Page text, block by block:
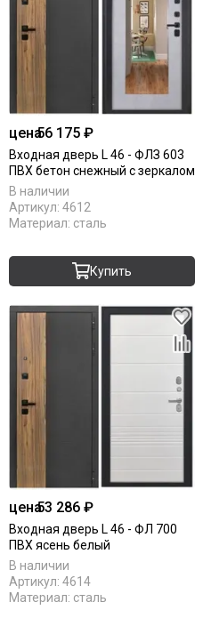
цена56 175 ₽
Входная дверь L 46 - ФЛЗ 603
ПВХ бетон снежный с зеркалом
В наличии
Артикул: 4612
Материал: сталь
Купить
цена53 286 ₽
Входная дверь L 46 - ФЛ 700
ПВХ ясень белый
В наличии
Артикул: 4614
Материал: сталь